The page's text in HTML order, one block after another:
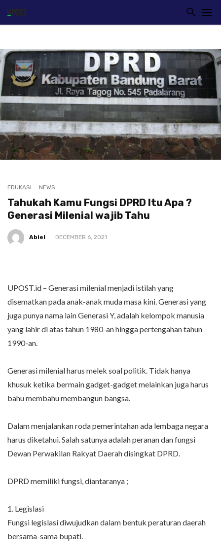
EDUKASI NEWS
Tahukah Kamu Fungsi DPRD Itu Apa ?
Generasi Milenial wajib Tahu
Abiel DECEMBER 6, 2021
UPOST.id – Generasi milenial menjadi istilah yang
disematkan pada anak-anak muda masa kini. Generasi yang
juga punya nama lain Generasi Y, adalah kelompok manusia
yang lahir di atas tahun 1980-an hingga pertengahan tahun
1990-an.
Generasi milenial harus melek soal politik. Tidak hanya
khusuk ketika bermain gadget-gadget melainkan juga harus
bahu membahu membangun bangsa.
Dalam menjalankan roda pemerintahan ada lembaga negara
harus diketahui. Salah satunya adalah peranan dan fungsi
Dewan Perwakilan Rakyat Daerah disingkat DPRD.
DPRD memiliki fungsi, diantaranya ;
1. Legislasi
Fungsi legislasi diwujudkan dalam bentuk peraturan daerah
bersama-sama bupati.